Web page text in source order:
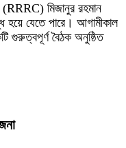
(RRRC) মিজানুর রহমান
হয়ে যেতে পারে। আগামীকাল
গুরুত্বপূর্ণ বৈঠক অনুষ্ঠিত